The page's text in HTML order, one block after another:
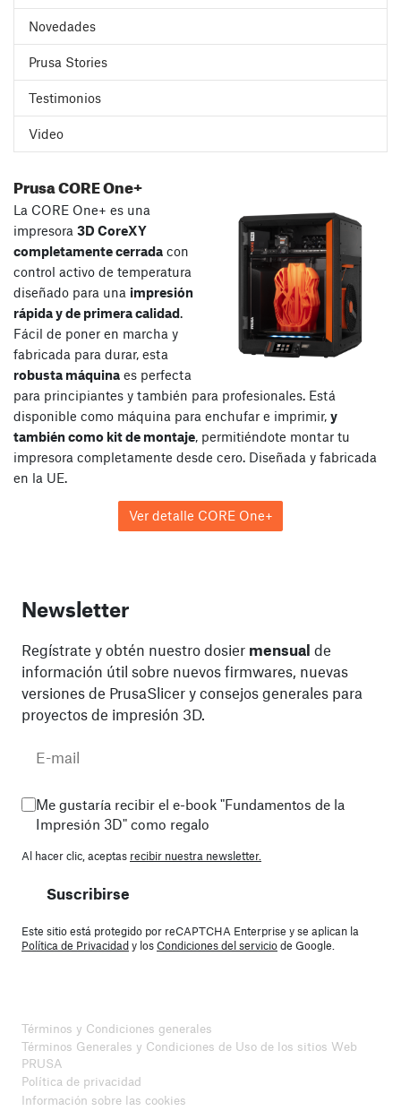
Novedades
Prusa Stories
Testimonios
Video
Prusa CORE One+
La CORE One+ es una
impresora 3D CoreXY
completamente cerrada con
control activo de temperatura
diseñado para una impresión
rápida y de primera calidad.
Fácil de poner en marcha y
fabricada para durar, esta
robusta máquina es perfecta
para principiantes y también para profesionales. Está
disponible como máquina para enchufar e imprimir, y
también como kit de montaje, permitiéndote montar tu
impresora completamente desde cero. Diseñada y fabricada
en la UE.
Ver detalle CORE One+
Newsletter
Regístrate y obtén nuestro dosier mensual de
información útil sobre nuevos firmwares, nuevas
versiones de PrusaSlicer y consejos generales para
proyectos de impresión 3D.
Me gustaría recibir el e-book "Fundamentos de la
Impresión 3D" como regalo
Al hacer clic, aceptas recibir nuestra newsletter.
Suscribirse
Este sitio está protegido por reCAPTCHA Enterprise y se aplican la
Política de Privacidady losCondiciones del serviciode Google.
Términos y Condiciones generales
Términos Generales y Condiciones de Uso de los sitios Web
PRUSA
Política de privacidad
Información sobre las cookies